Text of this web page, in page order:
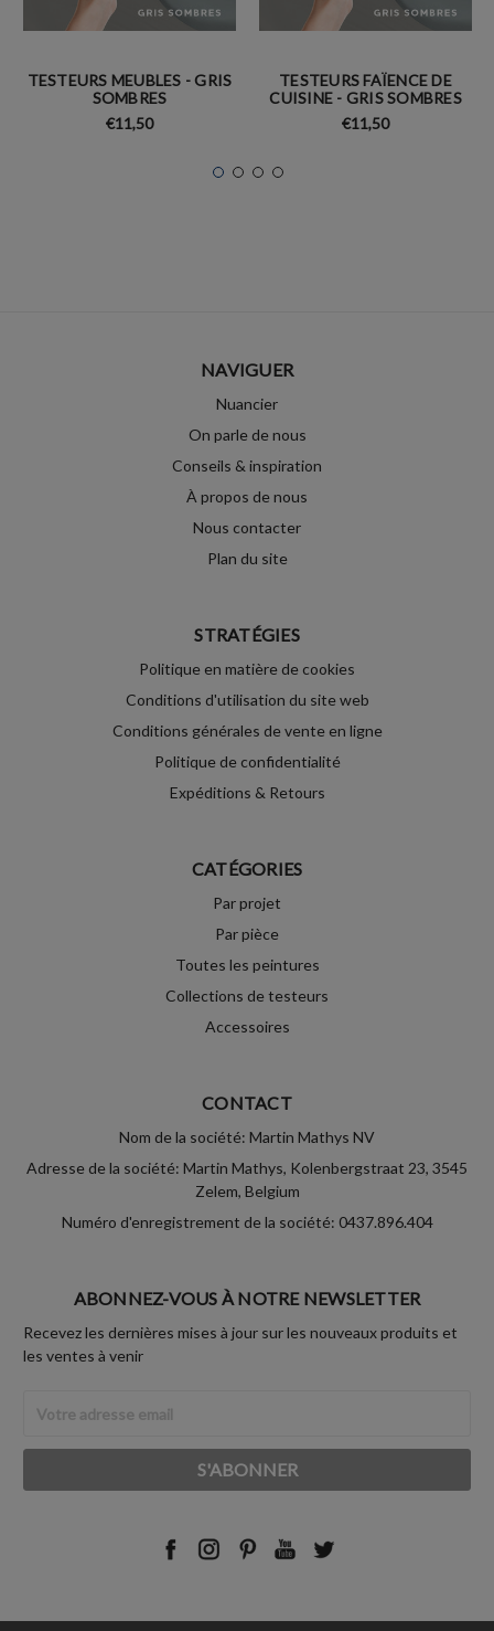
TESTEURS MEUBLES - GRIS
SOMBRES
€11,50
TESTEURS FAÏENCE DE
CUISINE - GRIS SOMBRES
€11,50
NAVIGUER
Nuancier
On parle de nous
Conseils & inspiration
À propos de nous
Nous contacter
Plan du site
STRATÉGIES
Politique en matière de cookies
Conditions d'utilisation du site web
Conditions générales de vente en ligne
Politique de confidentialité
Expéditions & Retours
CATÉGORIES
Par projet
Par pièce
Toutes les peintures
Collections de testeurs
Accessoires
CONTACT
Nom de la société: Martin Mathys NV
Adresse de la société: Martin Mathys, Kolenbergstraat 23, 3545
Zelem, Belgium
Numéro d'enregistrement de la société: 0437.896.404
ABONNEZ-VOUS À NOTRE NEWSLETTER
Recevez les dernières mises à jour sur les nouveaux produits et
les ventes à venir
Email